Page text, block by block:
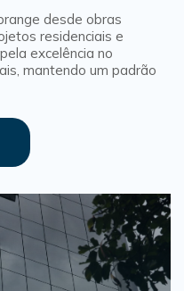
desde obras
residenciais e
excelência no
mantendo um padrão